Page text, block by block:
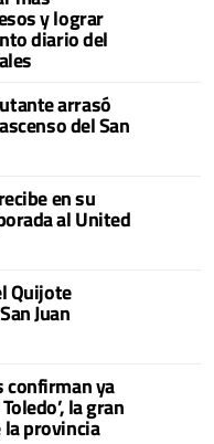
y lograr
diario del
arrasó
del San
en su
al United
Quijote
Juan
confirman ya
la gran
provincia